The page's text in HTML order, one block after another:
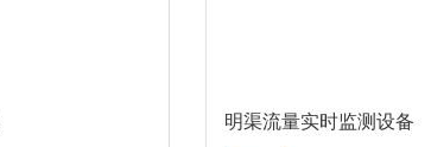
明渠流量实时监测设备